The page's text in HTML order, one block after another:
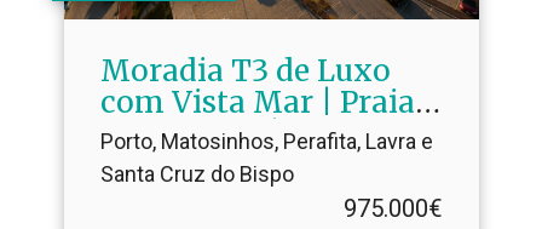
Moradia T3 de Luxo
com Vista Mar | Praia
da Agudela |
Condomínio Fechado |
Garagem Dupla
Porto, Matosinhos, Perafita, Lavra e
Santa Cruz do Bispo
975.000€